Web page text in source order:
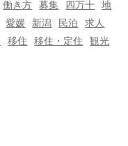
働き方 募集 四万十
地
愛媛 新潟 民泊
求人
移住 移住・定住
観光